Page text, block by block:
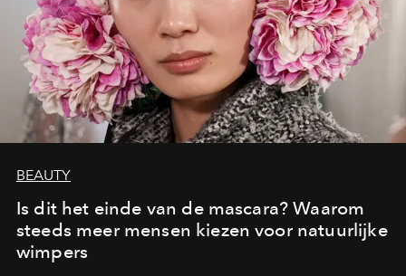
BEAUTY
Is dit het einde van de mascara? Waarom
steeds meer mensen kiezen voor natuurlijke
wimpers